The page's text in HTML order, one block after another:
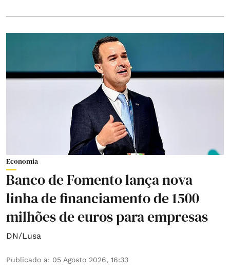
Economia
Banco de Fomento lança nova
linha de financiamento de 1500
milhões de euros para empresas
DN/Lusa
Publicado a: 05 Agosto 2026, 16:33